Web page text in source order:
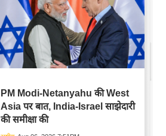
PM Modi-Netanyahu की West
Asia पर बात, India-Israel साझेदारी
की समीक्षा की